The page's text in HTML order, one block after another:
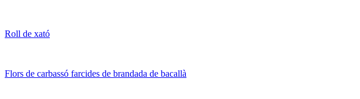
Roll de xató
Flors de carbassó farcides de brandada de bacallà